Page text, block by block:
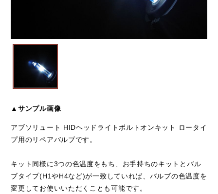
▲サンプル画像
アブソリュート HIDヘッドライトボルトオンキット ロータイ
プ用のリペアバルブです。
キット同様に3つの色温度をもち、お手持ちのキットとバル
ブタイプ(H1やH4など)が一致していれば、バルブの色温度を
変更してお使いいただくことも可能です。